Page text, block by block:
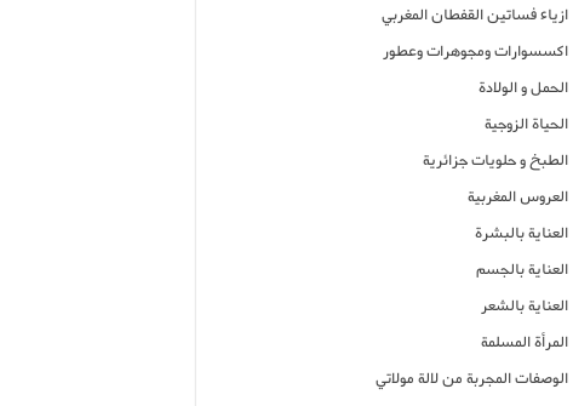
ازياء فساتين القفطان المغربي
اكسسوارات ومجوهرات وعطور
الحمل و الولادة
الحياة الزوجية
الطبخ و حلويات جزائرية
العروس المغربية
العناية بالبشرة
العناية بالجسم
العناية بالشعر
المرأة المسلمة
الوصفات المجربة من لالة مولاتي